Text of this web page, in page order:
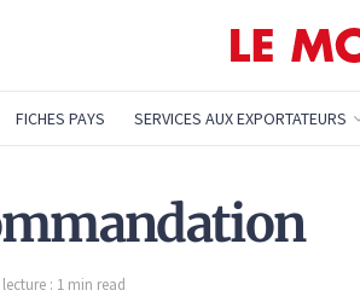
FICHES PAYS SERVICES AUX EXPORTATEURS
: 1 min read